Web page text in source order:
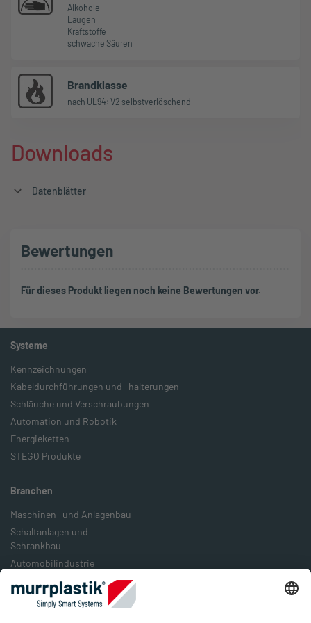
Alkohole
Laugen
Kraftstoffe
schwache Säuren
Brandklasse
nach UL94: V2 selbstverlöschend
Downloads
Datenblätter
Bewertungen
Für dieses Produkt liegen noch keine Bewertungen vor.
Systeme
Kennzeichnungen
Kabeldurchführungen und -halterungen
Schläuche und Verschraubungen
Automation und Robotik
Energieketten
STEGO Produkte
Branchen
Maschinen- und Anlagenbau
Schaltanlagen und
Schrankbau
Automobilindustrie
Bahn- und Schienenverkehr
Lebensmittelindustrie